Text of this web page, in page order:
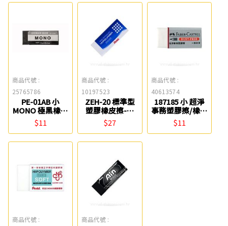
商品代號 :
25765786
PE-01AB 小
MONO 極黑橡皮
擦 TOMBOW
$11
商品代號 :
10197523
ZEH-20 標準型
塑膠橡皮擦-大
Pentel
$27
商品代號 :
40613574
187185 小 超淨
事務塑膠擦/橡皮
擦 FABER-
CASTELL
$11
商品代號 :
商品代號 :